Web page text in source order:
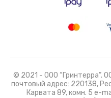
© 2021 - ООО “Гринтерра”.
почтовый адрес: 220138,
Карвата 89, комн. 5 e-